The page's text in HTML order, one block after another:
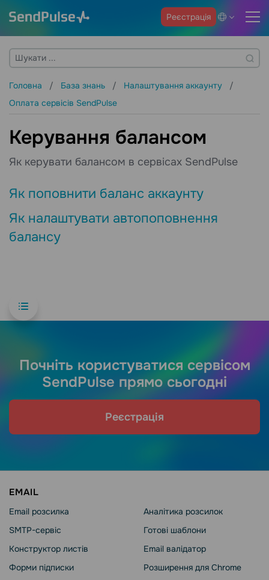
Реєстрація
Головна База знань
Налаштування аккаунту
Оплата сервісів SendPulse
Керування балансом
Як керувати балансом в сервісах SendPulse
Як поповнити баланс аккаунту
Як налаштувати автопоповнення
балансу
Почніть користуватися сервісом
SendPulse прямо сьогодні
Реєстрація
EMAIL
Email розсилка
SMTP-сервіс
Конструктор листів
Форми підписки
Аналітика розсилок
Готові шаблони
Email валідатор
Розширення для Chrome